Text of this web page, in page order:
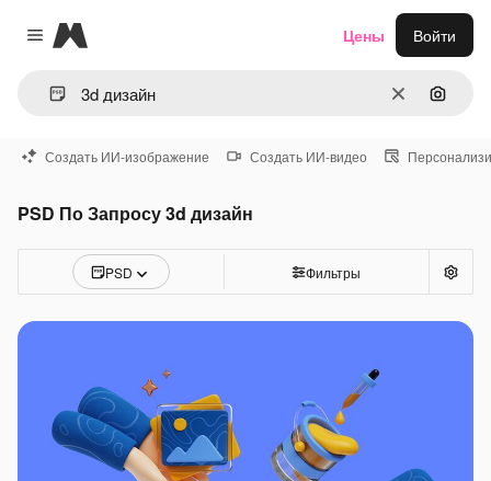
Close menu
Magnific
ОчиститьПоиск
Цены Войти
Создать ИИ-изображение Создать ИИ-видео
PSD По Запросу 3d дизайн
PSD Фильтры